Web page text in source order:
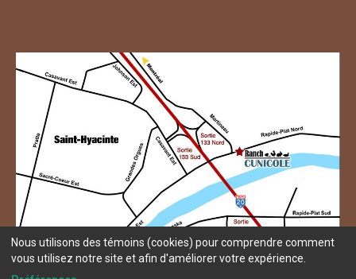
Nous utilisons des témoins (cookies) pour comprendre comment
vous utilisez notre site et afin d'améliorer votre expérience.